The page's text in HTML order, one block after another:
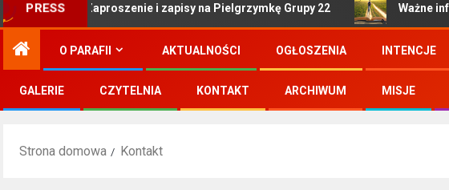
PRESS Zaproszenie i zapisy na Pielgrzymkę Grupy 22 Ważne
O PARAFII AKTUALNOŚCI OGŁOSZENIA INTENCJE
GALERIE CZYTELNIA KONTAKT ARCHIWUM MISJE
Strona domowa Kontakt